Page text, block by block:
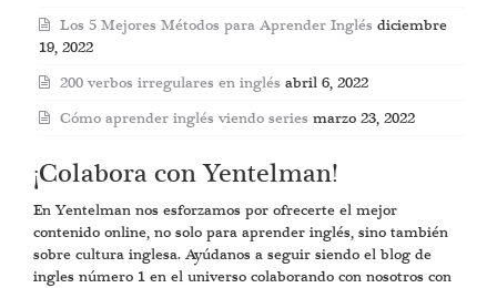
Los 5 Mejores Métodos para Aprender Inglés diciembre
19, 2022
200 verbos irregulares en inglés abril 6, 2022
Cómo aprender inglés viendo series marzo 23, 2022
¡Colabora con Yentelman!
En Yentelman nos esforzamos por ofrecerte el mejor
contenido online, no solo para aprender inglés, sino también
sobre cultura inglesa. Ayúdanos a seguir siendo el blog de
ingles número 1 en el universo colaborando con nosotros con